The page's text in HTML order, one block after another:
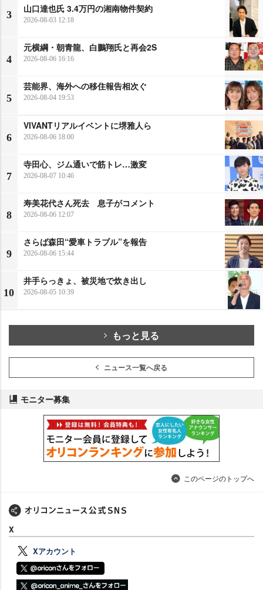
3
山口達也氏 3.4万円の湘南物件契約
2026-08-03 12:18
4
元横綱・朝青龍、白鵬翔氏と再会2S
2026-08-06 16:16
5
芸能界、海外への移住報告相次ぐ
2026-08-04 19:53
6
VIVANTリアルイベントに堺雅人ら
2026-08-06 18:00
7
寺田心、ジム通いで筋トレ…激変
2026-08-07 10:46
8
寿美花代さん死去 息子がコメント
2026-08-06 12:07
9
さらば森田“愛車トラブル”を報告
2026-08-06 15:44
10
井手らっきょ、被災地で炊き出し
2026-08-05 10:39
もっと見る
ニュース一覧へ戻る
モニター募集
このページのトップへ
X
Xアカウント